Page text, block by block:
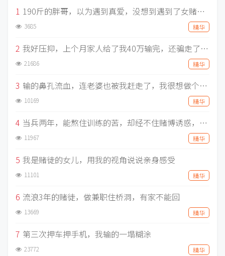
1 190斤的胖哥，以为遇到真爱，没想到遇到了女赌徒，两个月被骗走30万
3685 精华
2 我好压抑，上个月家人给了我40万输完，还骗走了单纯女友三年工资，走上绝路的赌徒，还有什么事做不出来？
21686 精华
3 输的鼻孔流血，连老婆也被我赶走了，我很想做个正常人，明明不想赌，为什么非要为难我
10169 精华
4 当兵两年，能熬住训练的苦，却经不住赌博诱惑，前后输掉五百万，痛心疾首
11967 精华
5 我是赌徒的女儿，用我的视角说说亲身感受
11101 精华
6 流浪3年的赌徒，做兼职住桥洞，有家不能回
13669 精华
7 第三次押车押手机，我输的一塌糊涂
23772 精华